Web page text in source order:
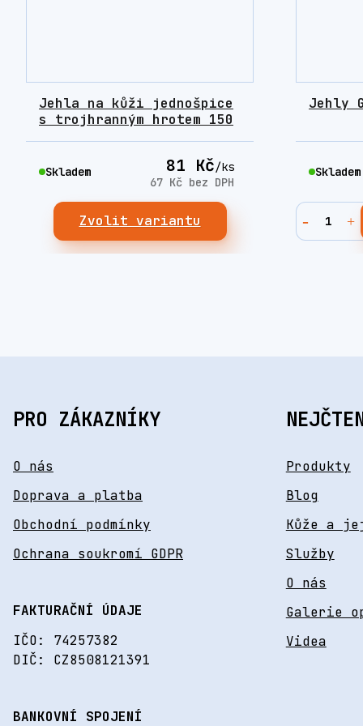
Jehla na kůži jednošpice
s trojhranným hrotem 150
81 Kč/ks
67 Kč bez DPH
Skladem
Zvolit variantu
Jehly
Skladem
PRO ZÁKAZNÍKY
O nás
Doprava a platba
Obchodní podmínky
Ochrana soukromí GDPR
FAKTURAČNÍ ÚDAJE
IČO: 74257382
DIČ: CZ8508121391
BANKOVNÍ SPOJENÍ
Produkty
Blog
Kůže a
Služby
O nás
Galerie
Videa